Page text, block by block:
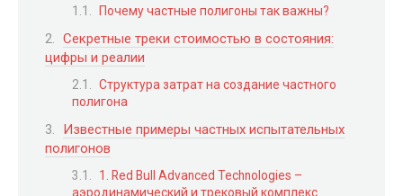
Почему частные полигоны так важны?
Секретные треки стоимостью в состояния:
цифры и реалии
Структура затрат на создание частного
полигона
Известные примеры частных испытательных
полигонов
1. Red Bull Advanced Technologies –
аэродинамический и трековый комплекс